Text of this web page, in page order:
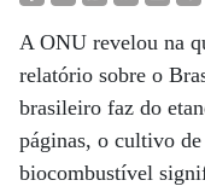
A ONU revelou na
relatório sobre o
brasileiro faz do
páginas, o cultivo de
biocombustível